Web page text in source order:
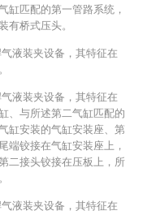
缸匹配的第一管路系统，
有桥式压头。
液装夹设备，其特征在
液装夹设备，其特征在
、与所述第二气缸匹配的
缸安装的气缸安装座、第
端铰接在气缸安装座上，
二接头铰接在压板上，所
液装夹设备，其特征在